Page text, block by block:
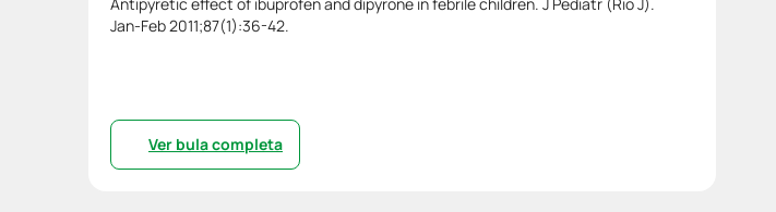
Jan-Feb 2011;87(1):36-42.
Ver bula completa